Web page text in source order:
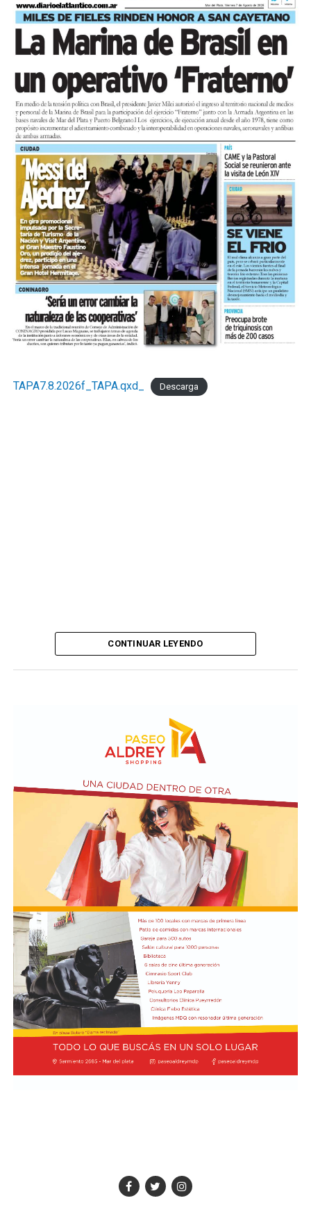
TAPA7.8.2026f_TAPA.qxd_ Descarga
CONTINUAR LEYENDO